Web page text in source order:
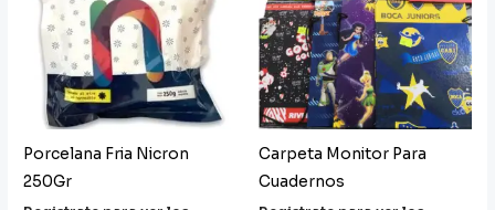
Porcelana Fria Nicron
250Gr
Carpeta Monitor Para
Cuadernos